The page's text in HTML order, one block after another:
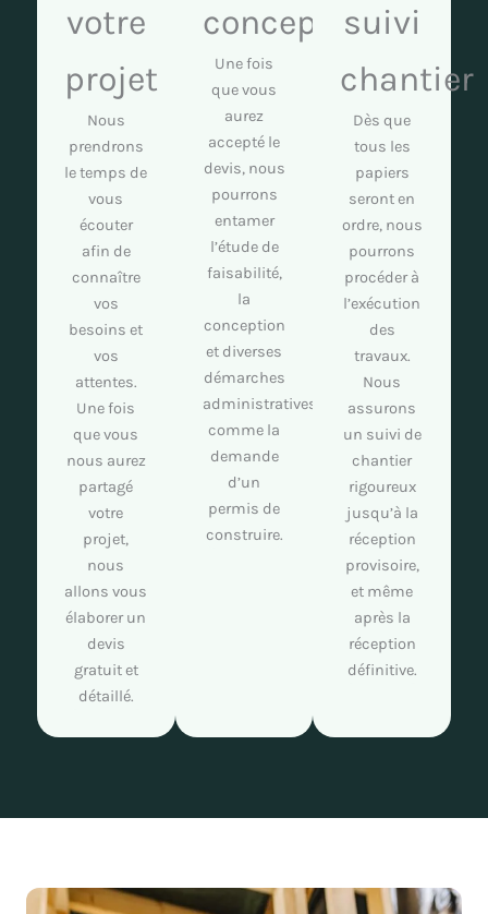
votre
projet
Nous
prendrons
le temps de
vous
écouter
afin de
connaître
vos
besoins et
vos
attentes.
Une fois
que vous
nous aurez
partagé
votre
projet,
nous
allons vous
élaborer un
devis
gratuit et
détaillé.
conception
Une fois
que vous
aurez
accepté le
devis, nous
pourrons
entamer
l’étude de
faisabilité,
la
conception
et diverses
démarches
administratives,
comme la
demande
d’un
permis de
construire.
suivi
chantier
Dès que
tous les
papiers
seront en
ordre, nous
pourrons
procéder à
l’exécution
des
travaux.
Nous
assurons
un suivi de
chantier
rigoureux
jusqu’à la
réception
provisoire,
et même
après la
réception
définitive.